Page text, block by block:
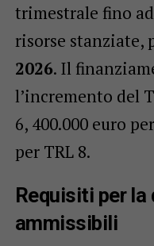
trimestrale fino
risorse stanziate,
2026. Il
l’incremento del
6, 400.000 euro
per TRL 8.
Requisiti per la
ammissibili